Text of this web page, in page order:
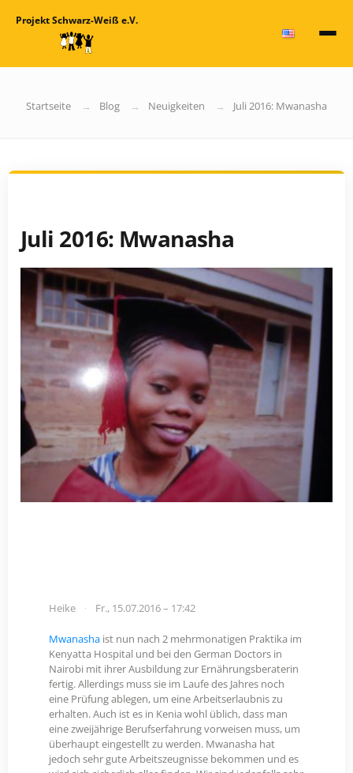
Projekt Schwarz-Weiß e.V.
Startseite Blog Neuigkeiten Juli 2016: Mwanasha
Juli 2016: Mwanasha
Heike Fr., 15.07.2016 – 17:42
Mwanasha ist nun nach 2 mehrmonatigen Praktika im
Kenyatta Hospital und bei den German Doctors in
Nairobi mit ihrer Ausbildung zur Ernährungsberaterin
fertig. Allerdings muss sie im Laufe des Jahres noch
eine Prüfung ablegen, um eine Arbeitserlaubnis zu
erhalten. Auch ist es in Kenia wohl üblich, dass man
eine zweijährige Berufserfahrung vorweisen muss, um
überhaupt eingestellt zu werden. Mwanasha hat
jedoch sehr gute Arbeitszeugnisse bekommen und es